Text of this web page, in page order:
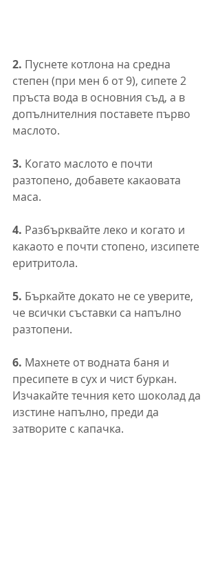
2. Пуснете котлона на средна
степен (при мен 6 от 9), сипете 2
пръста вода в основния съд, а в
допълнителния поставете първо
маслото.
3. Когато маслото е почти
разтопено, добавете какаовата
маса.
4. Разбърквайте леко и когато и
какаото е почти стопено, изсипете
еритритола.
5. Бъркайте докато не се уверите,
че всички съставки са напълно
разтопени.
6. Махнете от водната баня и
пресипете в сух и чист буркан.
Изчакайте течния кето шоколад да
изстине напълно, преди да
затворите с капачка.